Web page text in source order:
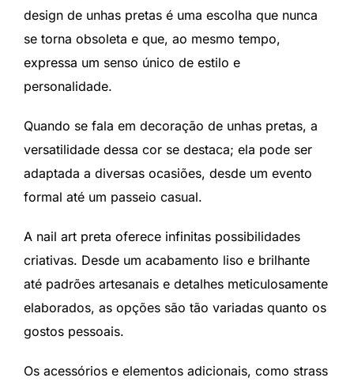
design de unhas pretas é uma escolha que nunca
se torna obsoleta e que, ao mesmo tempo,
expressa um senso único de estilo e
personalidade.
Quando se fala em decoração de unhas pretas, a
versatilidade dessa cor se destaca; ela pode ser
adaptada a diversas ocasiões, desde um evento
formal até um passeio casual.
A nail art preta oferece infinitas possibilidades
criativas. Desde um acabamento liso e brilhante
até padrões artesanais e detalhes meticulosamente
elaborados, as opções são tão variadas quanto os
gostos pessoais.
Os acessórios e elementos adicionais, como strass